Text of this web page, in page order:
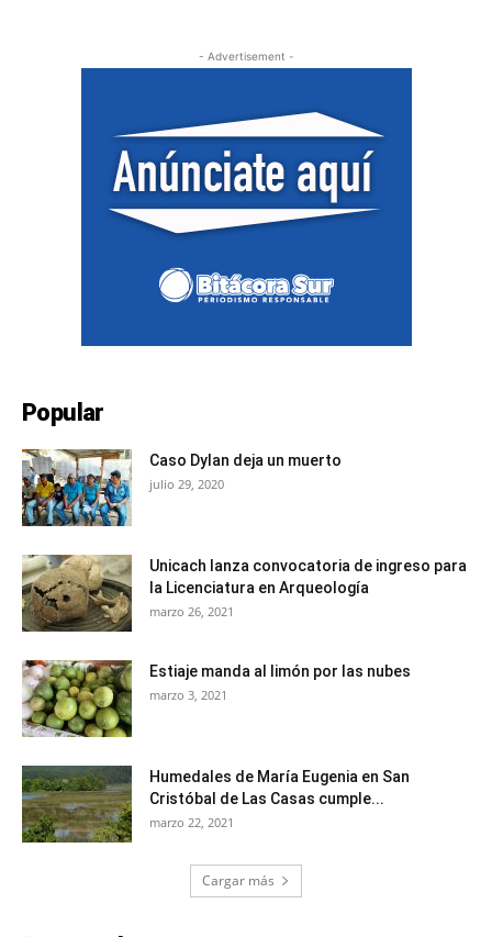
- Advertisement -
Popular
Caso Dylan deja un muerto
julio 29, 2020
Unicach lanza convocatoria de ingreso para
la Licenciatura en Arqueología
marzo 26, 2021
Estiaje manda al limón por las nubes
marzo 3, 2021
Humedales de María Eugenia en San
Cristóbal de Las Casas cumple...
marzo 22, 2021
Cargar más